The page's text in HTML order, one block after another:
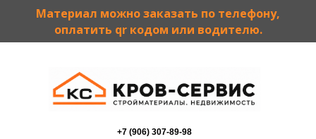
Материал можно заказать по телефону,
оплатить qr кодом или водителю.
+7 (906) 307-89-98